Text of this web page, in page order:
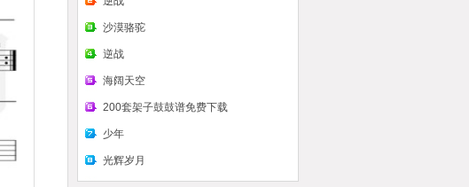
沙漠骆驼
逆战
海阔天空
200套架子鼓鼓谱免费下载
少年
光辉岁月